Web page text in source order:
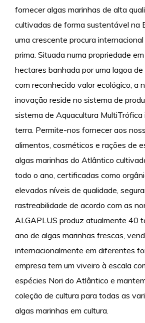
fornecer algas marinhas de alta
cultivadas de forma sustentável na
uma crescente procura
prima. Situada numa propriedade
hectares banhada por uma lagoa de
com reconhecido valor ecológico, a
inovação reside no sistema de
sistema de Aquacultura MultiTrófica
terra. Permite-nos fornecer aos
alimentos, cosméticos e rações de
algas marinhas do Atlântico
todo o ano, certificadas como
elevados níveis de qualidade,
rastreabilidade de acordo com as
ALGAPLUS produz atualmente 40
ano de algas marinhas frescas,
internacionalmente em diferentes
empresa tem um viveiro à escala
espécies Nori do Atlântico e
coleção de cultura para todas as
algas marinhas em cultura.